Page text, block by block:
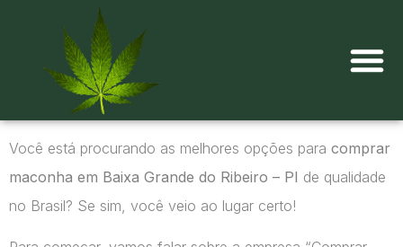
Você está procurando as melhores opções para comprar
maconha em Baixa Grande do Ribeiro – PI de qualidade
no Brasil? Se sim, você veio ao lugar certo!